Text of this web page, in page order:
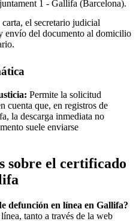
1 - Gallifa (Barcelona).
el secretario judicial
envío del documento al domicilio
Permite la solicitud
cuenta que, en registros de
, la descarga inmediata no
suele enviarse
sobre el certificado
defunción en línea en Gallifa?
tanto a través de la web